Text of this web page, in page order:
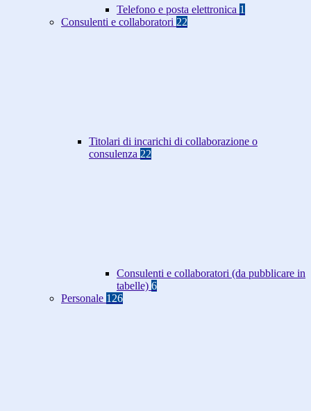
Telefono e posta elettronica 1
Consulenti e collaboratori 22
Titolari di incarichi di collaborazione o
consulenza 22
Consulenti e collaboratori (da pubblicare in
tabelle) 6
Personale 126